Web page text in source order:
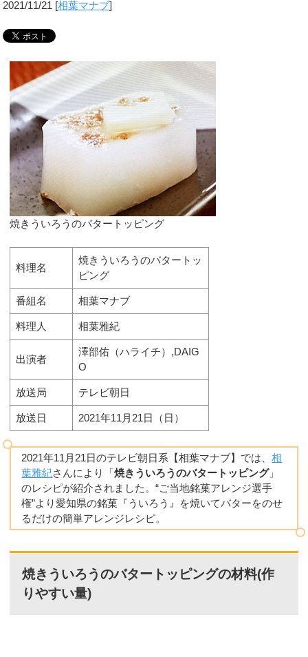
2021/11/21 [相葉マナブ]
焼きういろうのバタートッピング
料理名
焼きういろうのバタートッ
ピング
番組名 相葉マナブ
料理人 相葉雅紀
出演者
澤部佑（ハライチ）,DAIG
O
放送局 テレビ朝日
放送日 2021年11月21日（日）
2021年11月21日のテレビ朝日系【相葉マナブ】では、相
葉雅紀さんにより「焼きういろうのバタートッピング」
のレシピが紹介されました。“ご当地銘菓アレンジ選手
権”より愛知県の銘菓『ういろう』を焼いてバターをのせ
るだけの簡単アレンジレシピ。
焼きういろうのバタートッピングの材料(作
りやすい量)